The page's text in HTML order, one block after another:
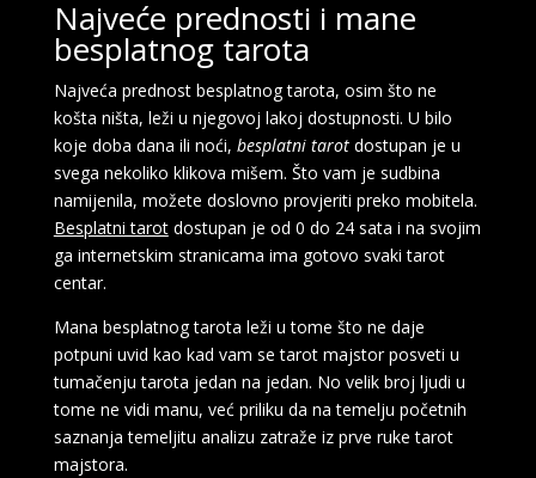
Najveće prednosti i mane
besplatnog tarota
Najveća prednost besplatnog tarota, osim što ne
košta ništa, leži u njegovoj lakoj dostupnosti. U bilo
koje doba dana ili noći, besplatni tarotdostupan je u
svega nekoliko klikova mišem. Što vam je sudbina
namijenila, možete doslovno provjeriti preko mobitela.
Besplatni tarotdostupan je od 0 do 24 sata i na svojim
ga internetskim stranicama ima gotovo svaki tarot
centar.
Mana besplatnog tarota leži u tome što ne daje
potpuni uvid kao kad vam se tarot majstor posveti u
tumačenju tarota jedan na jedan. No velik broj ljudi u
tome ne vidi manu, već priliku da na temelju početnih
saznanja temeljitu analizu zatraže iz prve ruke tarot
majstora.